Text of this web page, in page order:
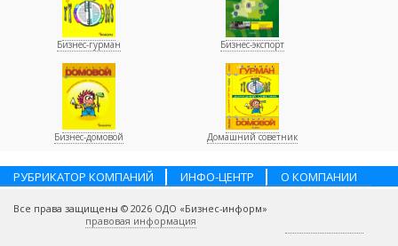
Бизнес-гурман Бизнес-экспорт
Бизнес-домовой Домашний советник
РУБРИКАТОР КОМПАНИЙ ИНФО-ЦЕНТР
О КОМПАНИИ
Все права защищены © 2026 ОДО «Бизнес-информ»
правовая информация